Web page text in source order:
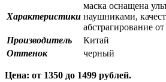
Характеристики
маска оснащена
наушниками,
абстрагирование
Производитель
Китай
Оттенок
черный
Цена: от 1350 до 1499 рублей.